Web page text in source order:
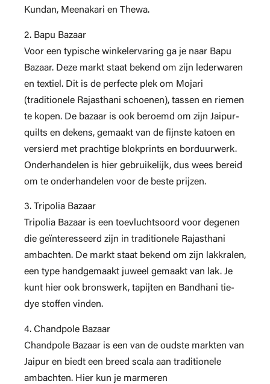
Kundan, Meenakari en Thewa.
2. Bapu Bazaar
Voor een typische winkelervaring ga je naar Bapu
Bazaar. Deze markt staat bekend om zijn lederwaren
en textiel. Dit is de perfecte plek om Mojari
(traditionele Rajasthani schoenen), tassen en riemen
te kopen. De bazaar is ook beroemd om zijn Jaipur-
quilts en dekens, gemaakt van de fijnste katoen en
versierd met prachtige blokprints en borduurwerk.
Onderhandelen is hier gebruikelijk, dus wees bereid
om te onderhandelen voor de beste prijzen.
3. Tripolia Bazaar
Tripolia Bazaar is een toevluchtsoord voor degenen
die geïnteresseerd zijn in traditionele Rajasthani
ambachten. De markt staat bekend om zijn lakkralen,
een type handgemaakt juweel gemaakt van lak. Je
kunt hier ook bronswerk, tapijten en Bandhani tie-
dye stoffen vinden.
4. Chandpole Bazaar
Chandpole Bazaar is een van de oudste markten van
Jaipur en biedt een breed scala aan traditionele
ambachten. Hier kun je marmeren